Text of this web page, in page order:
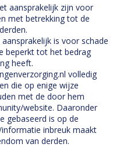
aansprakelijk zijn voor
met betrekking tot de
is voor schade
beperkt tot het bedrag
heeft.
volledig
die op enige wijze
met de door hem
website. Daaronder
gebaseerd is op de
inbreuk maakt
van derden.